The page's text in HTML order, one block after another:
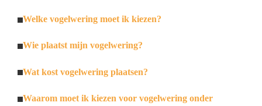
Welke vogelwering moet ik kiezen?
Wie plaatst mijn vogelwering?
Wat kost vogelwering plaatsen?
Waarom moet ik kiezen voor vogelwering onder